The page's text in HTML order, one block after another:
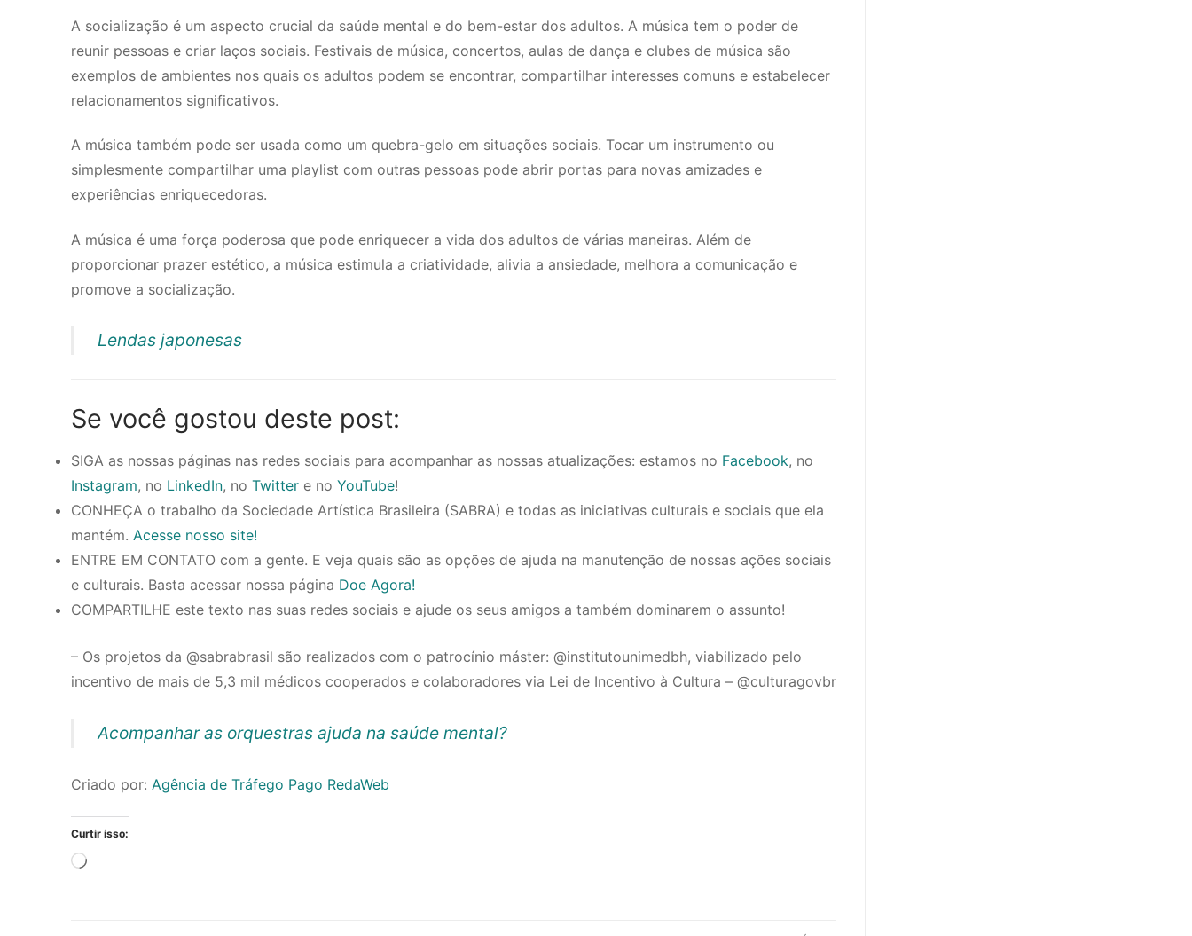
A socialização é um aspecto crucial da saúde mental e do bem-estar dos adultos. A música tem o poder de
reunir pessoas e criar laços sociais. Festivais de música, concertos, aulas de dança e clubes de música são
exemplos de ambientes nos quais os adultos podem se encontrar, compartilhar interesses comuns e estabelecer
relacionamentos significativos.
A música também pode ser usada como um quebra-gelo em situações sociais. Tocar um instrumento ou
simplesmente compartilhar uma playlist com outras pessoas pode abrir portas para novas amizades e
experiências enriquecedoras.
A música é uma força poderosa que pode enriquecer a vida dos adultos de várias maneiras. Além de
proporcionar prazer estético, a música estimula a criatividade, alivia a ansiedade, melhora a comunicação e
promove a socialização.
Lendas japonesas
Se você gostou deste post:
SIGA as nossas páginas nas redes sociais para acompanhar as nossas atualizações: estamos no Facebook, no
Instagram, no LinkedIn, no Twitter e no YouTube!
CONHEÇA o trabalho da Sociedade Artística Brasileira (SABRA) e todas as iniciativas culturais e sociais que ela
mantém. Acesse nosso site!
ENTRE EM CONTATO com a gente. E veja quais são as opções de ajuda na manutenção de nossas ações sociais
e culturais. Basta acessar nossa página Doe Agora!
COMPARTILHE este texto nas suas redes sociais e ajude os seus amigos a também dominarem o assunto!
– Os projetos da @sabrabrasil são realizados com o patrocínio máster: @institutounimedbh, viabilizado pelo
incentivo de mais de 5,3 mil médicos cooperados e colaboradores via Lei de Incentivo à Cultura – @culturagovbr
Acompanhar as orquestras ajuda na saúde mental?
Criado por: Agência de Tráfego Pago RedaWeb
Curtir isso:
Carregando...